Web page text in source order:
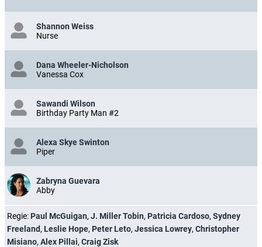
Shannon Weiss
Nurse
Dana Wheeler-Nicholson
Vanessa Cox
Sawandi Wilson
Birthday Party Man #2
Alexa Skye Swinton
Piper
Zabryna Guevara
Abby
Regie: Paul McGuigan, J. Miller Tobin, Patricia Cardoso, Sydney
Freeland, Leslie Hope, Peter Leto, Jessica Lowrey, Christopher
Misiano, Alex Pillai, Craig Zisk